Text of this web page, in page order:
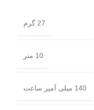
27 گرم
10 متر
140 میلی آمپر ساعت